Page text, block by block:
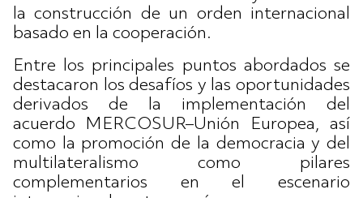
la construcción de un orden internacional
basado en la cooperación.
Entre los principales puntos abordados se
destacaron los desafíos y las oportunidades
derivados de la implementación del
acuerdo MERCOSUR–Unión Europea, así
como la promoción de la democracia y del
multilateralismo como pilares
complementarios en el escenario